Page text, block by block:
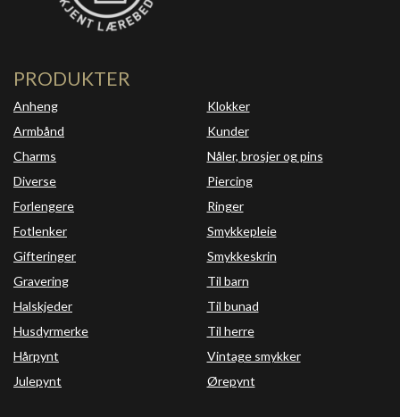
PRODUKTER
Anheng
Armbånd
Charms
Diverse
Forlengere
Fotlenker
Gifteringer
Gravering
Halskjeder
Husdyrmerke
Hårpynt
Julepynt
Klokker
Kunder
Nåler, brosjer og pins
Piercing
Ringer
Smykkepleie
Smykkeskrin
Til barn
Til bunad
Til herre
Vintage smykker
Ørepynt